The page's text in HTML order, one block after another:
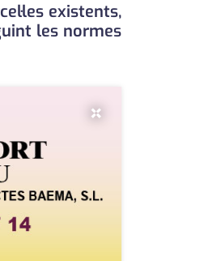
existents,
les normes
×